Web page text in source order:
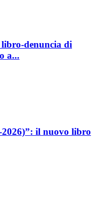
libro-denuncia di
a...
il nuovo libro